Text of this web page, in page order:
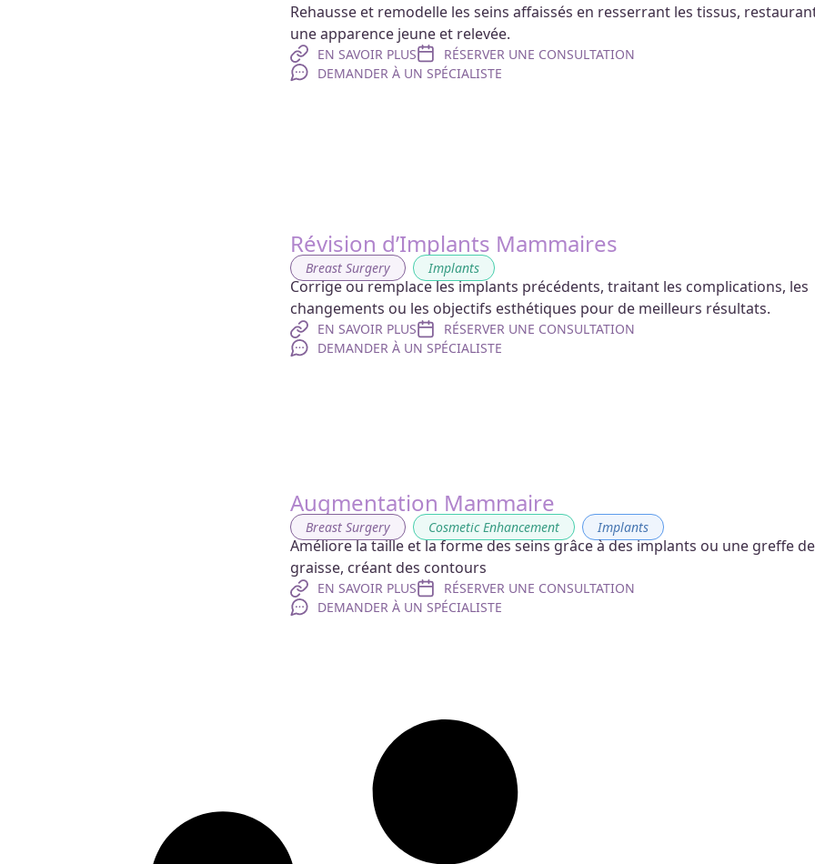
Rehausse et remodelle les seins affaissés en resserrant les tissus,
une apparence jeune et relevée.
EN SAVOIR PLUS
RÉSERVER UNE CONSULTATION
DEMANDER À UN SPÉCIALISTE
Révision d’Implants Mammaires
Breast Surgery , Implants
Corrige ou remplace les implants précédents, traitant les complications, les
changements ou les objectifs esthétiques pour de meilleurs résultats.
EN SAVOIR PLUS
RÉSERVER UNE CONSULTATION
DEMANDER À UN SPÉCIALISTE
Augmentation Mammaire
Breast Surgery , Cosmetic Enhancement , Implants
Améliore la taille et la forme des seins grâce à des implants ou une greffe de
graisse, créant des contours
EN SAVOIR PLUS
RÉSERVER UNE CONSULTATION
DEMANDER À UN SPÉCIALISTE